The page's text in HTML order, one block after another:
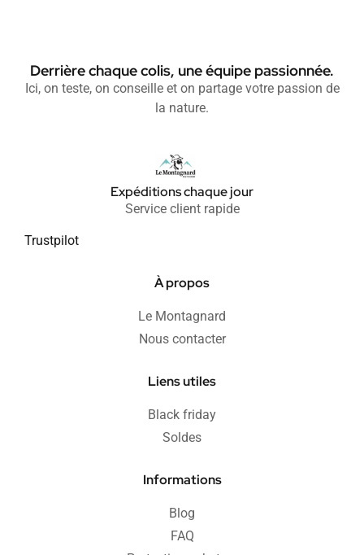
Derrière chaque colis, une équipe passionnée.
Ici, on teste, on conseille et on partage votre passion de
la nature.
Expéditions chaque jour
Service client rapide
Trustpilot
À propos
Le Montagnard
Nous contacter
Liens utiles
Black friday
Soldes
Informations
Blog
FAQ